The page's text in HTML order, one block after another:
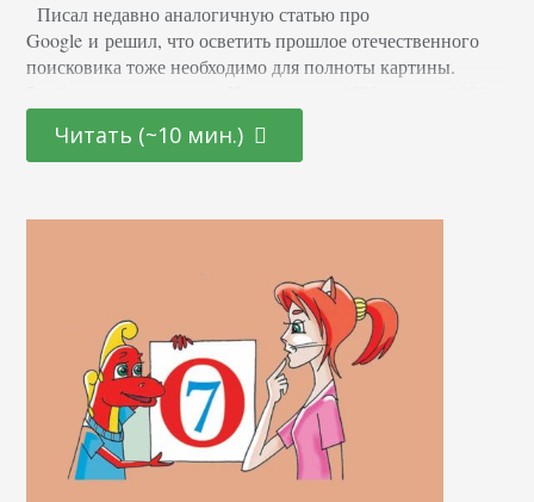
Писал недавно аналогичную статью про
Google и решил, что осветить прошлое отечественного
поисковика тоже необходимо для полноты картины.
компания под необычным названием «Аркадия»
занималась разработкой программных продуктов, тесно
сейчас, было создание автоматического классификатора
Читать (~10 мин.)